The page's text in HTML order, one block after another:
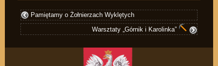
Pamiętamy o Żołnierzach Wyklętych
Warsztaty „Górnik i Karolinka”